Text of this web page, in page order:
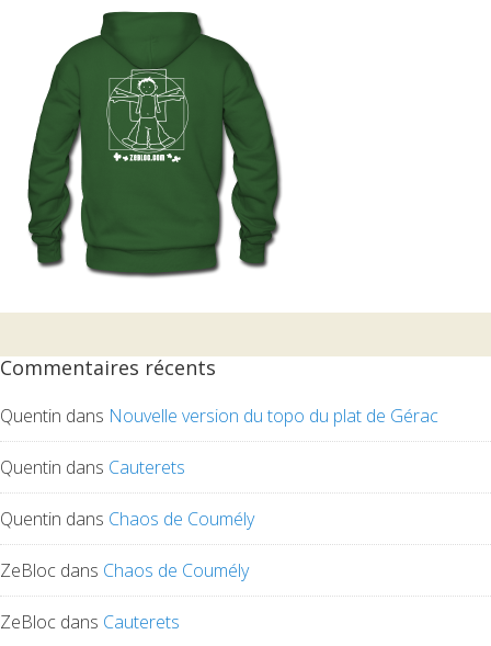
Commentaires récents
Quentin dans Nouvelle version du topo du plat de Gérac
Quentin dans Cauterets
Quentin dans Chaos de Coumély
ZeBloc dans Chaos de Coumély
ZeBloc dans Cauterets